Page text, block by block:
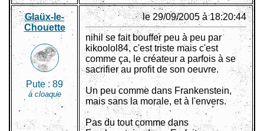
Glaüx-le-
Chouette
Pute : 89
à cloaque
le 29/09/2005 à 18:20:44
nihil se fait bouffer peu à peu par
kikoolol84, c'est triste mais c'est
comme ça, le créateur a parfois à se
sacrifier au profit de son oeuvre.
Un peu comme dans Frankenstein,
mais sans la morale, et à l'envers.
Pas du tout comme dans